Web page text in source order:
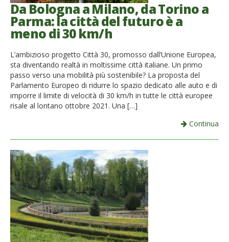
Da Bologna a Milano, da Torino a
Parma: la città del futuro è a
meno di 30 km/h
L’ambizioso progetto Città 30, promosso dall’Unione Europea,
sta diventando realtà in moltissime città italiane. Un primo
passo verso una mobilità più sostenibile? La proposta del
Parlamento Europeo di ridurre lo spazio dedicato alle auto e di
imporre il limite di velocità di 30 km/h in tutte le città europee
risale al lontano ottobre 2021. Una […]
Continua